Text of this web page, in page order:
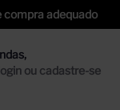
compra adequado